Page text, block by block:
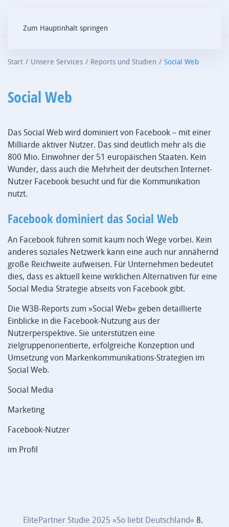
Zum Hauptinhalt springen
Start Unsere Services Reports und Studien Social Web
Social Web
Das Social Web wird dominiert von Facebook – mit einer
Milliarde aktiver Nutzer. Das sind deutlich mehr als die
800 Mio. Einwohner der 51 europäischen Staaten. Kein
Wunder, dass auch die Mehrheit der deutschen Internet-
Nutzer Facebook besucht und für die Kommunikation
nutzt.
Facebook dominiert das Social Web
An Facebook führen somit kaum noch Wege vorbei. Kein
anderes soziales Netzwerk kann eine auch nur annähernd
große Reichweite aufweisen. Für Unternehmen bedeutet
dies, dass es aktuell keine wirklichen Alternativen für eine
Social Media Strategie abseits von Facebook gibt.
Die W3B-Reports zum »Social Web« geben detaillierte
Einblicke in die Facebook-Nutzung aus der
Nutzerperspektive. Sie unterstützen eine
zielgruppenorientierte, erfolgreiche Konzeption und
Umsetzung von Markenkommunikations-Strategien im
Social Web.
Social Media
Marketing
Facebook-Nutzer
im Profil
ElitePartner Studie 2025 »So liebt Deutschland« 8.